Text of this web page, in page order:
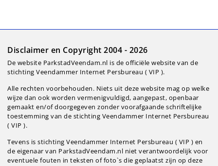
Disclaimer en Copyright 2004 - 2026
De website ParkstadVeendam.nl is de officiële website van de
stichting Veendammer Internet Persbureau ( VIP ).
Alle rechten voorbehouden. Niets uit deze website mag op welke
wijze dan ook worden vermenigvuldigd, aangepast, openbaar
gemaakt en/of doorgegeven zonder voorafgaande schriftelijke
toestemming van de stichting Veendammer Internet Persbureau
( VIP ).
Tevens is stichting Veendammer Internet Persbureau ( VIP ) en
de eigenaar van ParkstadVeendam.nl niet verantwoordelijk voor
eventuele fouten in teksten of foto`s die geplaatst zijn op deze